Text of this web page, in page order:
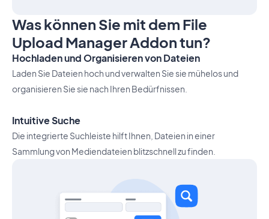
Was können Sie mit dem File
Upload Manager Addon tun?
Hochladen und Organisieren von Dateien
Laden Sie Dateien hoch und verwalten Sie sie mühelos und
organisieren Sie sie nach Ihren Bedürfnissen.
Intuitive Suche
Die integrierte Suchleiste hilft Ihnen, Dateien in einer
Sammlung von Mediendateien blitzschnell zu finden.